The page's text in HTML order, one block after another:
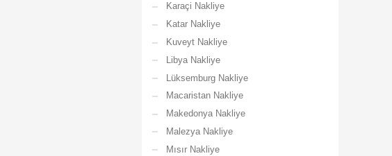
Karaçi Nakliye
Katar Nakliye
Kuveyt Nakliye
Libya Nakliye
Lüksemburg Nakliye
Macaristan Nakliye
Makedonya Nakliye
Malezya Nakliye
Mısır Nakliye